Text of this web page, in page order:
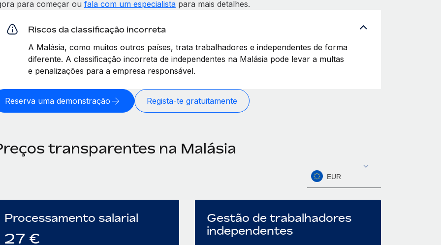
para começar ou fala com um especialistapara mais detalhes.
Riscos da classificação incorreta
A Malásia, como muitos outros países, trata trabalhadores e independentes de forma
diferente. A classificação incorreta de independentes na Malásia pode levar a multas
e penalizações para a empresa responsável.
Reserva uma demonstração Regista-te gratuitamente
transparentes na Malásia
EUR
Processamento salarial
27 €
Gestão de trabalhadores
independentes